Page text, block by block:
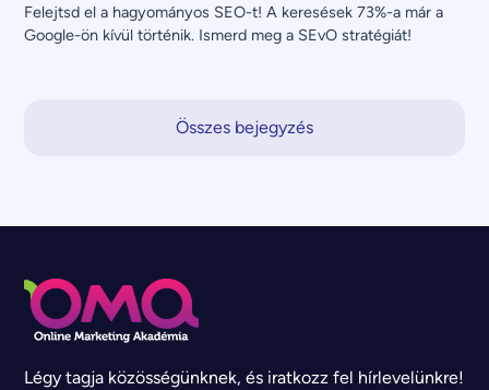
Felejtsd el a hagyományos SEO-t! A keresések 73%-a már a
Google-ön kívül történik. Ismerd meg a SEvO stratégiát!
Összes bejegyzés
Légy tagja közösségünknek, és iratkozz fel hírlevelünkre!